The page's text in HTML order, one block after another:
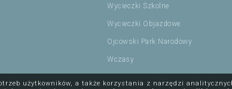
Wycieczki Szkolne
Wycieczki Objazdowe
Ojcowski Park Narodowy
Wczasy
użytkowników, a także korzystania z narzędzi